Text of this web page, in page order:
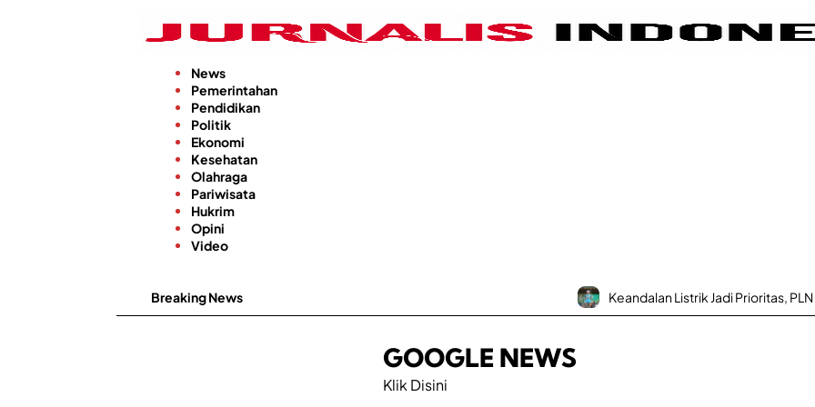
konten
News
Pemerintahan
Pendidikan
Politik
Ekonomi
Kesehatan
Olahraga
Pariwisata
Hukrim
Opini
Video
Breaking News Keandalan Listrik Jadi Prioritas, PLN UP3
GOOGLE NEWS
Klik Disini